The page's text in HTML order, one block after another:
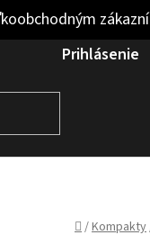
Prihlásenie
Domov
/Kompakty